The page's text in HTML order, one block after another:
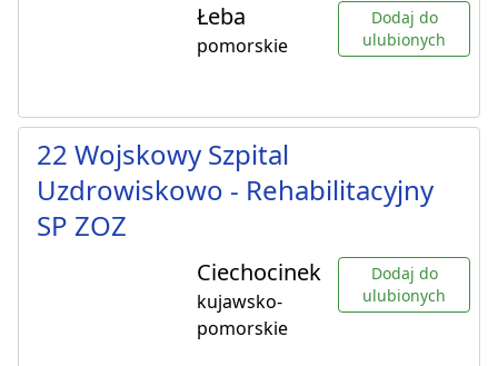
Łeba
pomorskie
Dodaj do
ulubionych
22 Wojskowy Szpital
Uzdrowiskowo - Rehabilitacyjny
SP ZOZ
Ciechocinek
kujawsko-
pomorskie
Dodaj do
ulubionych